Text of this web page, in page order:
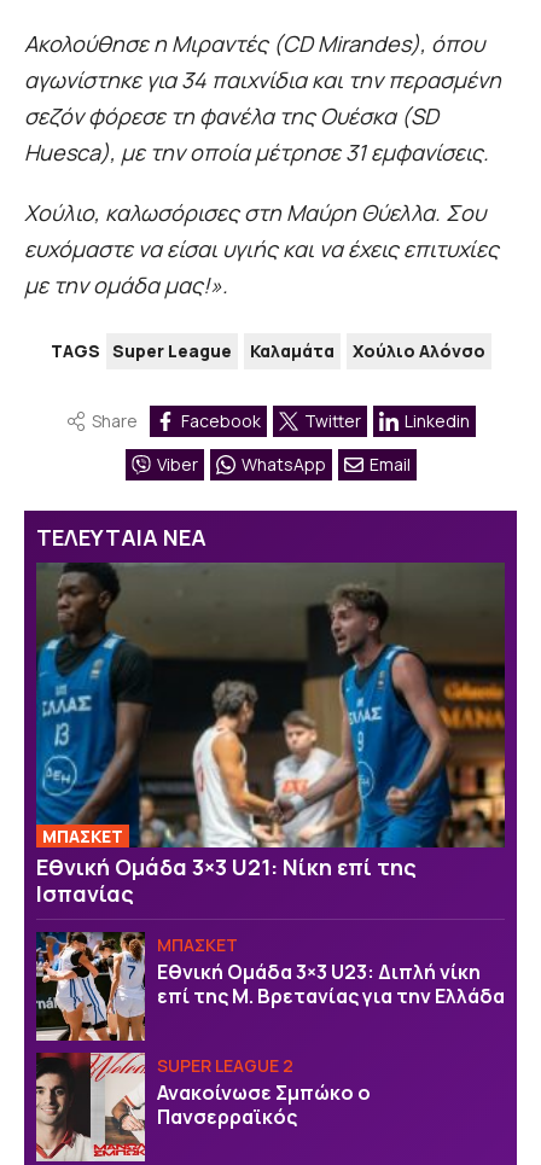
Ακολούθησε η Μιραντές (CD Mirandes), όπου
αγωνίστηκε για 34 παιχνίδια και την περασμένη
σεζόν φόρεσε τη φανέλα της Ουέσκα (SD
Huesca), με την οποία μέτρησε 31 εμφανίσεις.
Χούλιο, καλωσόρισες στη Μαύρη Θύελλα. Σου
ευχόμαστε να είσαι υγιής και να έχεις επιτυχίες
με την ομάδα μας!».
TAGS Super League Καλαμάτα Χούλιο Αλόνσο
Share Facebook Twitter
Linkedin
Viber
WhatsApp Email
ΤΕΛΕΥΤΑΙΑ ΝΕΑ
ΜΠΑΣΚΕΤ
Εθνική Ομάδα 3×3 U21: Νίκη επί της
Ισπανίας
ΜΠΑΣΚΕΤ
Εθνική Ομάδα 3×3 U23: Διπλή νίκη
επί της Μ. Βρετανίας για την Ελλάδα
SUPER LEAGUE 2
Ανακοίνωσε Σμπώκο ο
Πανσερραϊκός